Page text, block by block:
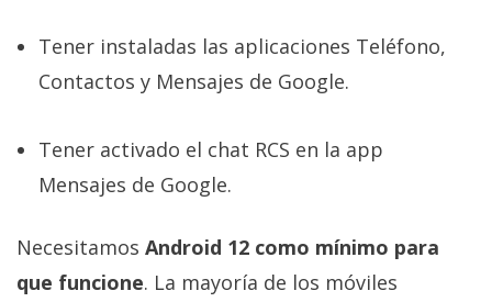
Tener instaladas las aplicaciones Teléfono,
Contactos y Mensajes de Google.
Tener activado el chat RCS en la app
Mensajes de Google.
Necesitamos Android 12 como mínimo para
que funcione. La mayoría de los móviles